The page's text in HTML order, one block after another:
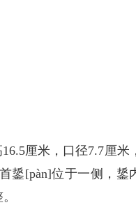
厘米，口径7.7厘米
鋬[pàn]位于一侧，鋬